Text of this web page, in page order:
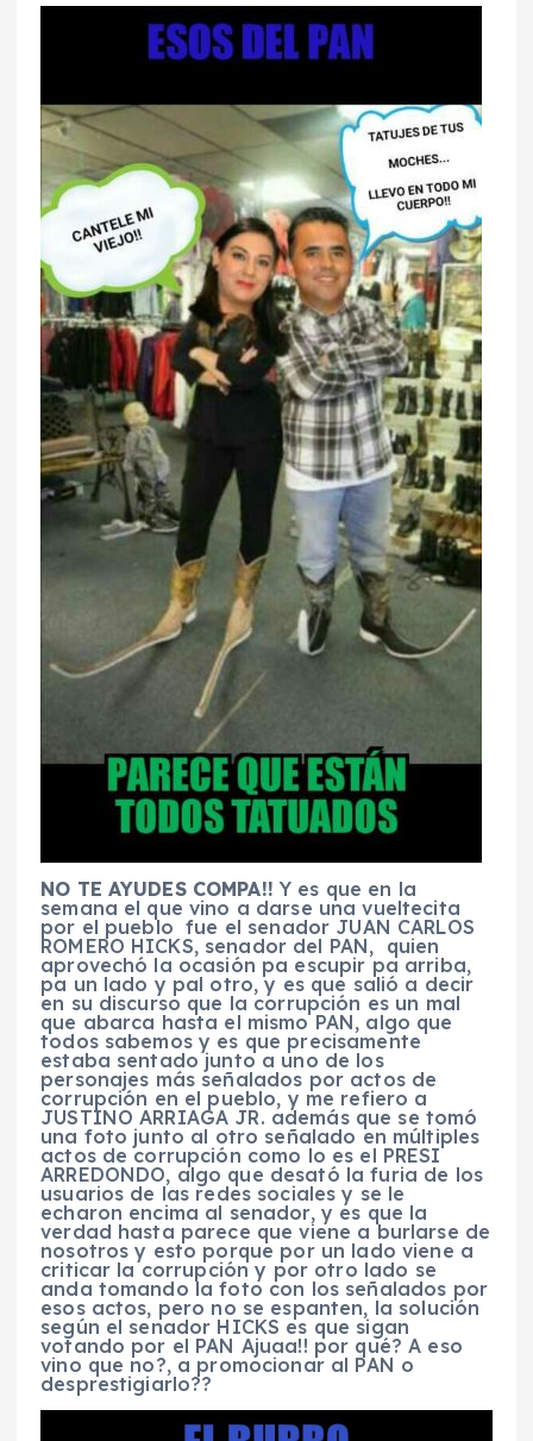
NO TE AYUDES COMPA!!Y es que en la
semana el que vino a darse una vueltecita
por el pueblo fue el senador JUAN CARLOS
ROMERO HICKS, senador del PAN, quien
aprovechó la ocasión pa escupir pa arriba,
pa un lado y pal otro, y es que salió a decir
en su discurso que la corrupción es un mal
que abarca hasta el mismo PAN, algo que
todos sabemos y es que precisamente
estaba sentado junto a uno de los
personajes más señalados por actos de
corrupción en el pueblo, y me refiero a
JUSTINO ARRIAGA JR. además que se tomó
una foto junto al otro señalado en múltiples
actos de corrupción como lo es el PRESI
ARREDONDO, algo que desató la furia de los
usuarios de las redes sociales y se le
echaron encima al senador, y es que la
verdad hasta parece que viene a burlarse de
nosotros y esto porque por un lado viene a
criticar la corrupción y por otro lado se
anda tomando la foto con los señalados por
esos actos, pero no se espanten, la solución
según el senador HICKS es que sigan
votando por el PAN Ajuaa!! por qué? A eso
vino que no?, a promocionar al PAN o
desprestigiarlo??